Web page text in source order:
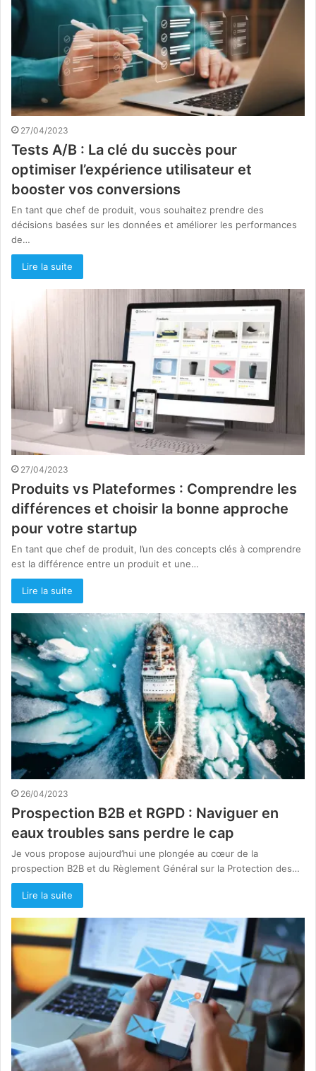
27/04/2023
Tests A/B : La clé du succès pour
optimiser l’expérience utilisateur et
booster vos conversions
En tant que chef de produit, vous souhaitez prendre des
décisions basées sur les données et améliorer les performances
de…
Lire la suite
27/04/2023
Produits vs Plateformes : Comprendre les
différences et choisir la bonne approche
pour votre startup
En tant que chef de produit, l’un des concepts clés à comprendre
est la différence entre un produit et une…
Lire la suite
26/04/2023
Prospection B2B et RGPD : Naviguer en
eaux troubles sans perdre le cap
Je vous propose aujourd’hui une plongée au cœur de la
prospection B2B et du Règlement Général sur la Protection des…
Lire la suite